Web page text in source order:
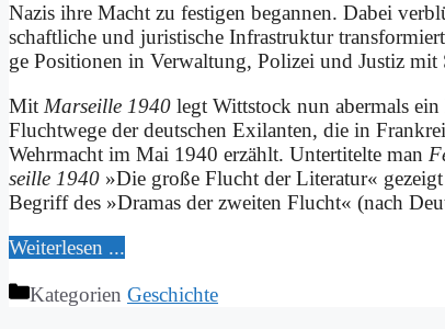
Na­zis ih­re Macht zu fe­sti­gen be­gan­nen. Da­bei
schaft­li­che und ju­ri­sti­sche In­fra­struk­tur
ge Po­si­tio­nen in Ver­wal­tung, Po­li­zei und Ju­stiz
Mit Mar­seil­le 1940 legt Witt­stock nun aber­mals
Flucht­we­ge der deut­schen Exi­lan­ten, die in
Wehr­macht im Mai 1940 er­zählt. Un­ter­ti­tel­te man
seil­le 1940 »Die gro­ße Flucht der Li­te­ra­tur«
Be­griff des »Dra­mas der zwei­ten Flucht« (nach
Wei­ter­le­sen ...
Kategorien Geschichte